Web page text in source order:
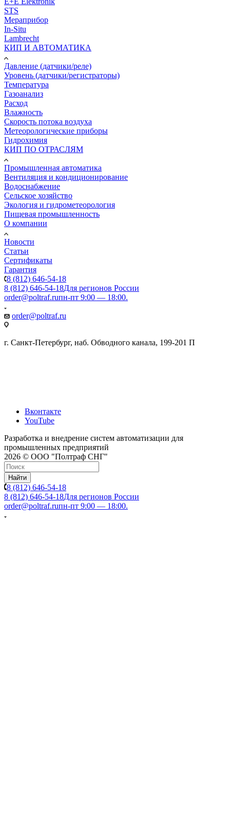
STS
Мераприбор
In-Situ
Lambrecht
КИП И АВТОМАТИКА
Давление (датчики/реле)
Уровень (датчики/регистраторы)
Температура
Газоанализ
Расход
Влажность
Скорость потока воздуха
Метеорологические приборы
Гидрохимия
КИП ПО ОТРАСЛЯМ
Промышленная автоматика
Вентиляция и кондиционирование
Водоснабжение
Сельское хозяйство
Экология и гидрометеорология
Пищевая промышленность
О компании
Новости
Статьи
Сертификаты
Гарантия
8 (812) 646-54-18
8 (812) 646-54-18Для регионов России
order@poltraf.ruпн-пт 9:00 — 18:00.
order@poltraf.ru
г. Санкт-Петербург, наб. Обводного канала, 199-201 П
Вконтакте
YouTube
Разработка и внедрение систем автоматизации для
промышленных предприятий
2026 © ООО "Полтраф СНГ"
Найти
8 (812) 646-54-18
8 (812) 646-54-18Для регионов России
order@poltraf.ruпн-пт 9:00 — 18:00.